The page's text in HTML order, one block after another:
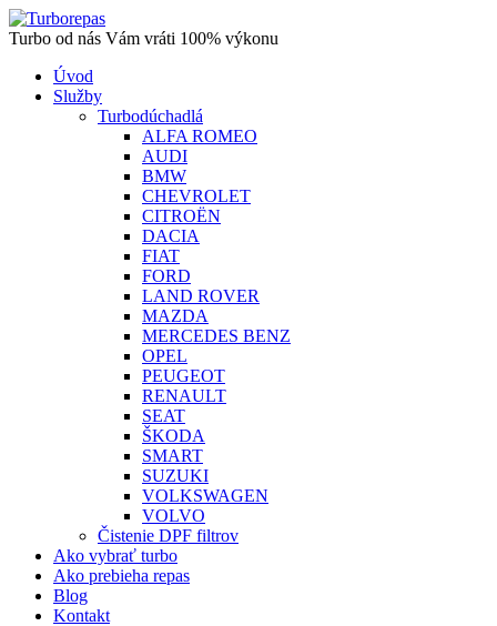
Turbo od nás Vám vráti 100% výkonu
Úvod
Služby
Turbodúchadlá
ALFA ROMEO
AUDI
BMW
CHEVROLET
CITROËN
DACIA
FIAT
FORD
LAND ROVER
MAZDA
MERCEDES BENZ
OPEL
PEUGEOT
RENAULT
SEAT
ŠKODA
SMART
SUZUKI
VOLKSWAGEN
VOLVO
Čistenie DPF filtrov
Ako vybrať turbo
Ako prebieha repas
Blog
Kontakt